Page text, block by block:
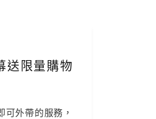
送限量購物
外帶的服務，